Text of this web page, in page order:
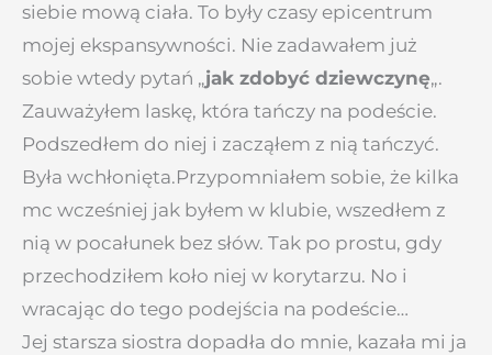
siebie mową ciała. To były czasy epicentrum
mojej ekspansywności. Nie zadawałem już
sobie wtedy pytań „jak zdobyć dziewczynę„.
Zauważyłem laskę, która tańczy na podeście.
Podszedłem do niej i zacząłem z nią tańczyć.
Była wchłonięta.Przypomniałem sobie, że kilka
mc wcześniej jak byłem w klubie, wszedłem z
nią w pocałunek bez słów. Tak po prostu, gdy
przechodziłem koło niej w korytarzu. No i
wracając do tego podejścia na podeście…
Jej starsza siostra dopadła do mnie, kazała mi ja